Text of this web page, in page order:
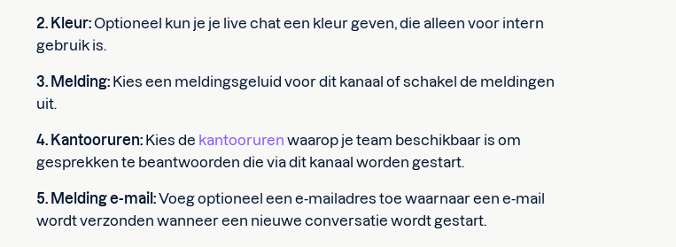
2. Kleur: Optioneel kun je je live chat een kleur geven, die alleen voor intern
gebruik is.
3. Melding: Kies een meldingsgeluid voor dit kanaal of schakel de meldingen
uit.
4. Kantooruren: Kies de kantooruren waarop je team beschikbaar is om
gesprekken te beantwoorden die via dit kanaal worden gestart.
5. Melding e-mail:Voeg optioneel een e-mailadres toe waarnaar een e-mail
wordt verzonden wanneer een nieuwe conversatie wordt gestart.